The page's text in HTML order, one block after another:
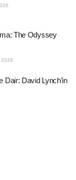
The Odyssey
2026
Dair: David Lynch’in